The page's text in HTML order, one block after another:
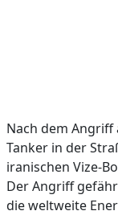
Nach dem Angriff
Tanker in der
iranischen Vize-
Der Angriff
die weltweite